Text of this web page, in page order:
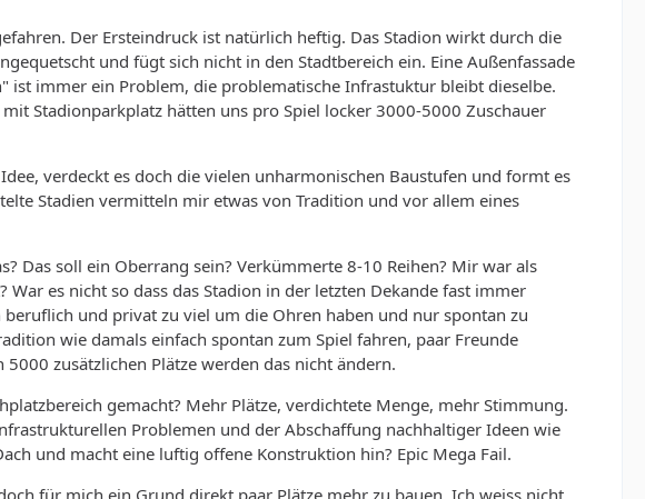
Der Ersteindruck ist natürlich heftig. Das Stadion wirkt durch die
und fügt sich nicht in den Stadtbereich ein. Eine Außenfassade
ist immer ein Problem, die problematische Infrastuktur bleibt dieselbe.
Stadionparkplatz hätten uns pro Spiel locker 3000-5000 Zuschauer
verdeckt es doch die vielen unharmonischen Baustufen und formt es
Stadien vermitteln mir etwas von Tradition und vor allem eines
Das soll ein Oberrang sein? Verkümmerte 8-10 Reihen? Mir war als
es nicht so dass das Stadion in der letzten Dekande fast immer
und privat zu viel um die Ohren haben und nur spontan zu
wie damals einfach spontan zum Spiel fahren, paar Freunde
zusätzlichen Plätze werden das nicht ändern.
gemacht? Mehr Plätze, verdichtete Menge, mehr Stimmung.
Problemen und der Abschaffung nachhaltiger Ideen wie
und macht eine luftig offene Konstruktion hin? Epic Mega Fail.
für mich ein Grund direkt paar Plätze mehr zu bauen. Ich weiss nicht